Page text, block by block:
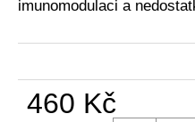
imunomodulaci a
460 Kč
BYLINNÁ
ESENCE
PODLE